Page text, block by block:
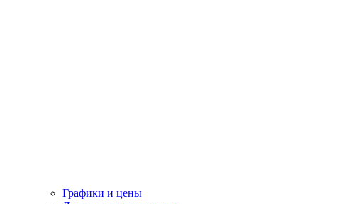
Графики и цены